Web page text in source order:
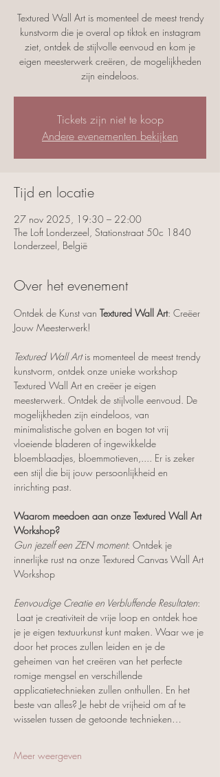
Textured Wall Art is momenteel de meest trendy
kunstvorm die je overal op tiktok en instagram
ziet, ontdek de stijlvolle eenvoud en kom je
eigen meesterwerk creëren, de mogelijkheden
zijn eindeloos.
Tickets zijn niet te koop
Andere evenementen bekijken
Tijd en locatie
27 nov 2025, 19:30 – 22:00
The Loft Londerzeel, Stationstraat 50c 1840
Londerzeel, België
Over het evenement
Ontdek de Kunst van Textured Wall Art: Creëer
Jouw Meesterwerk!
Textured Wall Art is momenteel de meest trendy
kunstvorm, ontdek onze unieke workshop
Textured Wall Art en creëer je eigen
meesterwerk. Ontdek de stijlvolle eenvoud. De
mogelijkheden zijn eindeloos, van
minimalistische golven en bogen tot vrij
vloeiende bladeren of ingewikkelde
bloemblaadjes, bloemmotieven,.... Er is zeker
een stijl die bij jouw persoonlijkheid en
inrichting past.
Waarom meedoen aan onze Textured Wall Art
Workshop?
Gun jezelf een ZEN moment: Ontdek je
innerlijke rust na onze Textured Canvas Wall Art
Workshop
Eenvoudige Creatie en Verbluffende Resultaten:
Laat je creativiteit de vrije loop en ontdek hoe
je je eigen textuurkunst kunt maken. Waar we je
door het proces zullen leiden en je de
geheimen van het creëren van het perfecte
romige mengsel en verschillende
applicatietechnieken zullen onthullen. En het
beste van alles? Je hebt de vrijheid om af te
wisselen tussen de getoonde technieken…
Meer weergeven